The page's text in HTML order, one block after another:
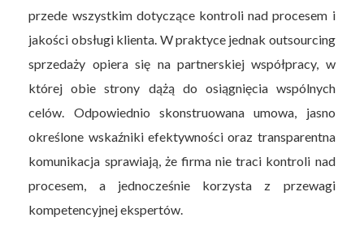
przede wszystkim dotyczące kontroli nad procesem i
jakości obsługi klienta. W praktyce jednak outsourcing
sprzedaży opiera się na partnerskiej współpracy, w
której obie strony dążą do osiągnięcia wspólnych
celów. Odpowiednio skonstruowana umowa, jasno
określone wskaźniki efektywności oraz transparentna
komunikacja sprawiają, że firma nie traci kontroli nad
procesem, a jednocześnie korzysta z przewagi
kompetencyjnej ekspertów.